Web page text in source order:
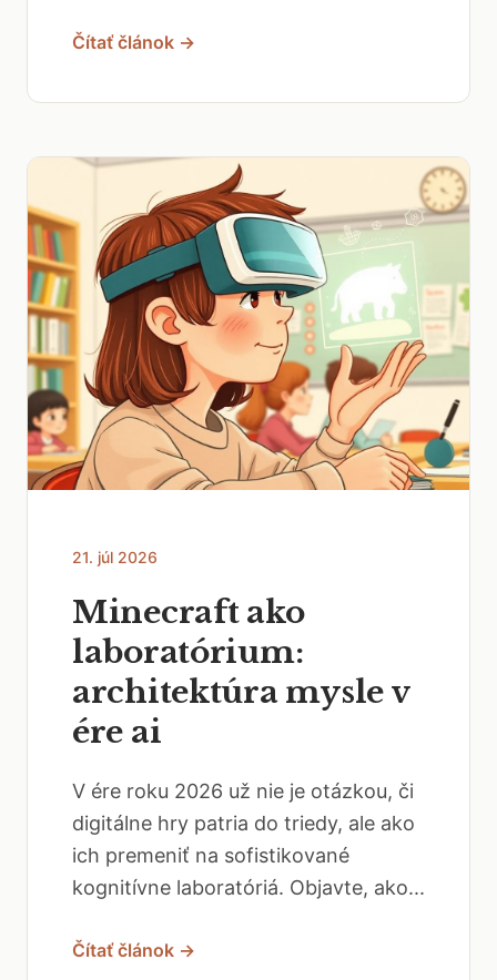
Čítať článok →
21. júl 2026
Minecraft ako
laboratórium:
architektúra mysle v
ére ai
V ére roku 2026 už nie je otázkou, či
digitálne hry patria do triedy, ale ako
ich premeniť na sofistikované
kognitívne laboratóriá. Objavte, ako...
Čítať článok →